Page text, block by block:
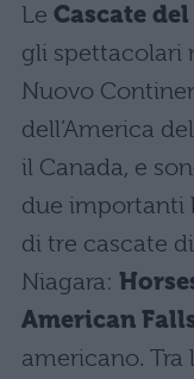
Le Cascate
gli spettacolari
Nuovo
dell’America
il Canada, e
due importanti
di tre cascate
Niagara:
American
americano.